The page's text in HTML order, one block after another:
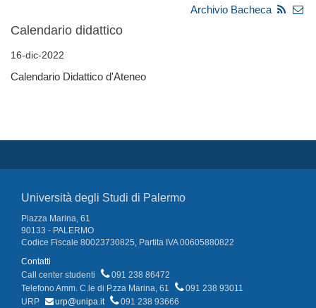
Archivio Bacheca
Calendario didattico
16-dic-2022
Calendario Didattico d'Ateneo
Università degli Studi di Palermo
Piazza Marina, 61
90133 - PALERMO
Codice Fiscale 80023730825, Partita IVA 00605880822
Contatti
Call center studenti
091 238 86472
Telefono Amm. C.le di P.zza Marina, 61
091 238 93011
URP
urp@unipa.it
091 238 93666